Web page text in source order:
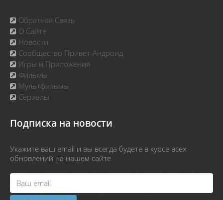
Обратная Связь
О Сайте
Новости
Сообщество Привет-Андроид
Игры и Приложения
Фильмы
Мультфильмы
Сериалы
Подписка на новости
Укажите ваш email и вы всегда будете в курсе всех
обновлений на нашем сайте